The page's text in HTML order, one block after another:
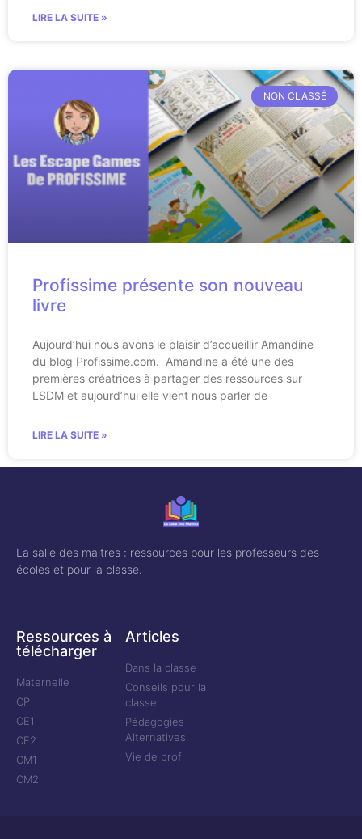
LIRE LA SUITE »
NON CLASSÉ
Profissime présente son nouveau
livre
Aujourd’hui nous avons le plaisir d’accueillir Amandine
du blog Profissime.com. Amandine a été une des
premières créatrices à partager des ressources sur
LSDM et aujourd’hui elle vient nous parler de
LIRE LA SUITE »
La salle des maitres : ressources pour les professeurs des
écoles et pour la classe.
Ressources à
télécharger
Maternelle
CP
CE1
CE2
CM1
CM2
Articles
Dans la classe
Conseils pour la
classe
Pédagogies
Alternatives
Vie de prof